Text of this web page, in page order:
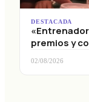
DESTACADA
«Entrenador
premios y
02/08/2026